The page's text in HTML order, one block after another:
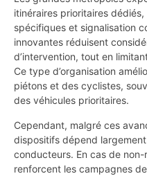
itinéraires prioritaires
spécifiques et signalisation
innovantes réduisent
d’intervention, tout en
Ce type d’organisation
piétons et des cyclistes,
des véhicules prioritaires.
Cependant, malgré ces
dispositifs dépend
conducteurs. En cas de
renforcent les campagnes